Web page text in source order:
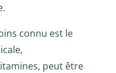
connu est le
peut être